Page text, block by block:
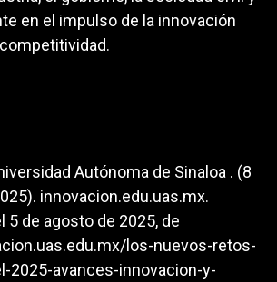
en el impulso de la innovación
Autónoma de Sinaloa . (8
innovacion.edu.uas.mx.
5 de agosto de 2025, de
los-nuevos-retos-
2025-avances-innovacion-y-